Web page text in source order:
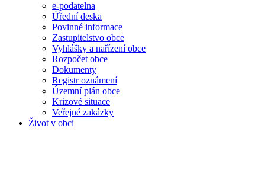
e-podatelna
Úřední deska
Povinné informace
Zastupitelstvo obce
Vyhlášky a nařízení obce
Rozpočet obce
Dokumenty
Registr oznámení
Územní plán obce
Krizové situace
Veřejné zakázky
Život v obci